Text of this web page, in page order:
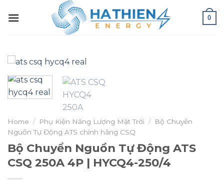
0
Home / Phụ Kiện Năng Lượng Mặt Trời /
Bộ Chuyển
Nguồn Tự Động ATS chính hãng CSQ
Bộ Chuyển Nguồn Tự Động ATS
CSQ 250A 4P | HYCQ4-250/4